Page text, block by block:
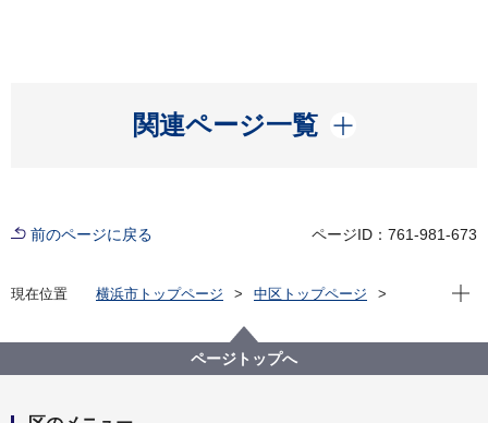
関連ページ一覧
開く
前のページに戻る ページID：761-981-673
現在位置 横浜市トップページ
中区トップページ
中区 高齢・障害支援課
現在
ページトップへ